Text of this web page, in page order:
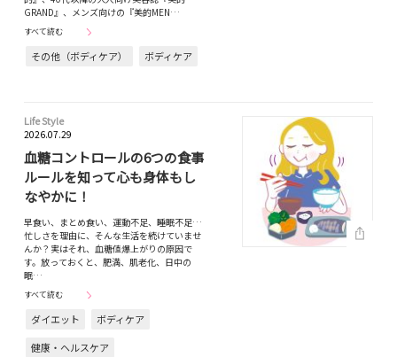
GRAND』、メンズ向けの『美的MEN…
すべて読む
その他（ボディケア） ボディケア
Life Style
2026.07.29
血糖コントロールの6つの食事
ルールを知って心も身体もし
なやかに！
早食い、まとめ食い、運動不足、睡眠不足…
忙しさを理由に、そんな生活を続けていませ
んか？実はそれ、血糖値爆上がりの原因で
す。放っておくと、肥満、肌老化、日中の
眠…
すべて読む
ダイエット
ボディケア
健康・ヘルスケア